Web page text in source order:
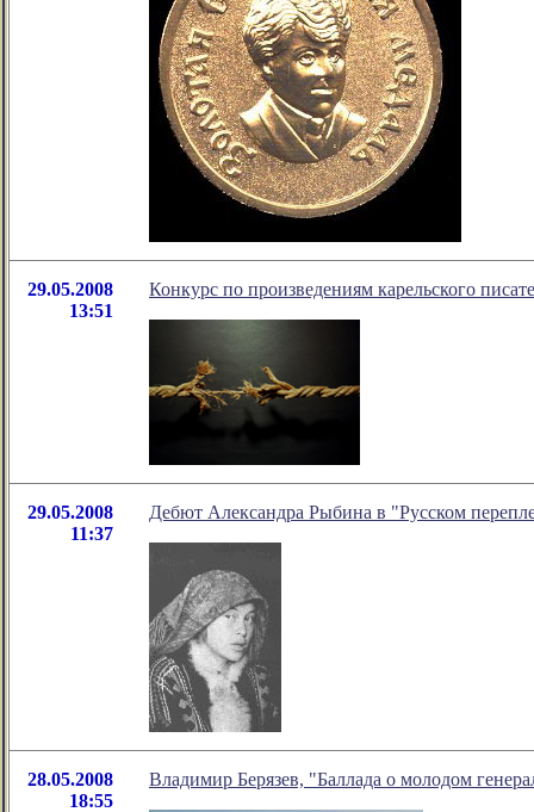
29.05.2008
13:51
Конкурс по произведениям карельского
29.05.2008
11:37
Дебют Александра Рыбина в "Русском
28.05.2008
18:55
Владимир Берязев, "Баллада о молодом